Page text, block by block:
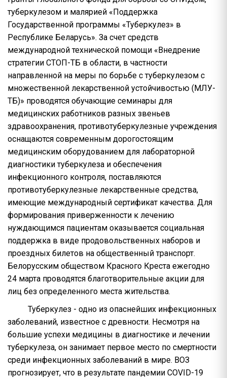
туберкулезом и малярией «Поддержка
Государственной программы «Туберкулез» в
Республике Беларусь». За счет средств
международной технической помощи «Внедрение
стратегии СТОП-ТБ в области, в частности
направленной на меры по борьбе с туберкулезом с
множественной лекарственной устойчивостью (МЛУ-
ТБ)» проводятся обучающие семинары для
медицинских работников разных звеньев
здравоохранения, противотуберкулезные учреждения
оснащаются современным дорогостоящим
медицинским оборудованием для лабораторной
диагностики туберкулеза и обеспечения
инфекционного контроля, поставляются
противотуберкулезные лекарственные средства,
имеющие международный сертификат качества. Для
формирования приверженности к лечению
нуждающимся пациентам оказывается социальная
поддержка в виде продовольственных наборов и
проездных билетов на общественный транспорт.
Белорусским обществом Красного Креста ежегодно
24 марта проводятся благотворительные акции для
лиц без определенного места жительства.
Туберкулез - одно из опаснейших инфекционных
заболеваний, известное с древности. Несмотря на
большие успехи медицины в диагностике и лечении
туберкулеза, он занимает первое место по смертности
среди инфекционных заболеваний в мире. ВОЗ
прогнозирует, что в результате пандемии COVID-19